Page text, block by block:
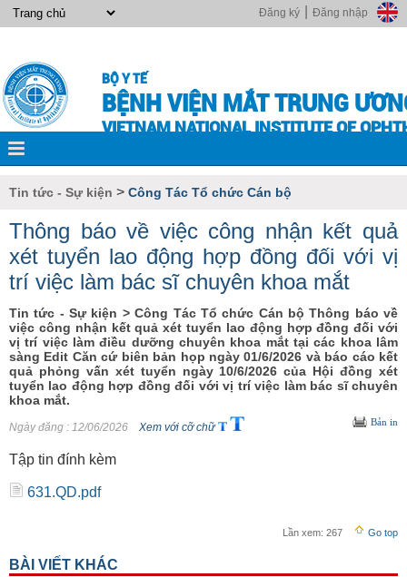
Đăng nhập
Đăng ký
BỘ Y TẾ
BỆNH VIỆN MẮT TRUNG
VIETNAM NATIONAL INSTITUTE OF
Tin tức - Sự kiện > Công Tác Tổ chức Cán bộ
Thông báo về việc công nhận kết quả
xét tuyển lao động hợp đồng đối với vị
trí việc làm bác sĩ chuyên khoa mắt
Tin tức - Sự kiện > Công Tác Tổ chức Cán bộ Thông báo về
việc công nhận kết quả xét tuyển lao động hợp đồng đối với
vị trí việc làm điều dưỡng chuyên khoa mắt tại các khoa lâm
sàng Edit Căn cứ biên bản họp ngày 01/6/2026 và báo cáo kết
quả phỏng vấn xét tuyển ngày 10/6/2026 của Hội đồng xét
tuyển lao động hợp đồng đối với vị trí việc làm bác sĩ chuyên
khoa mắt.
Ngày đăng : 12/06/2026 Xem với cỡ chữ Bản in
Tập tin đính kèm
631.QD.pdf
Lần xem: 267 Go top
BÀI VIẾT KHÁC